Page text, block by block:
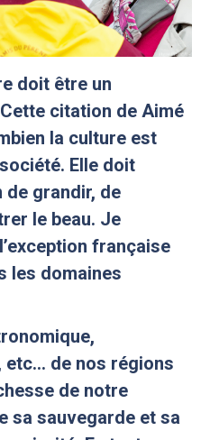
doit être un
citation de Aimé
la culture est
Elle doit
de grandir, de
le beau. Je
française
les domaines
de nos régions
de notre
sa sauvegarde et sa